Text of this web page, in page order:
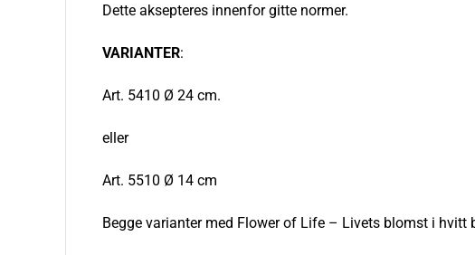
Dette aksepteres innenfor gitte normer.
VARIANTER:
Art. 5410 Ø 24 cm.
eller
Art. 5510 Ø 14 cm
Begge varianter med Flower of Life – Livets blomst i hvitt